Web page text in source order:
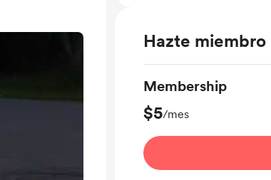
Hazte miembro
Membership
$5/mes